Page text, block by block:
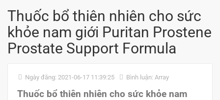
Thuốc bổ thiên nhiên cho sức
khỏe nam giới Puritan Prostene
Prostate Support Formula
Ngày đăng: 2021-06-17 11:39:25 Bình luận: Array
Thuốc bổ thiên nhiên cho sức khỏe nam